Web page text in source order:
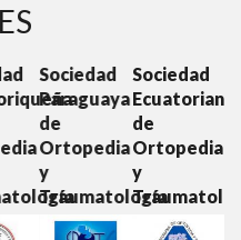
Sociedad
Ecuatoriana
de
Ortopedia
Traumatología
Sociedad